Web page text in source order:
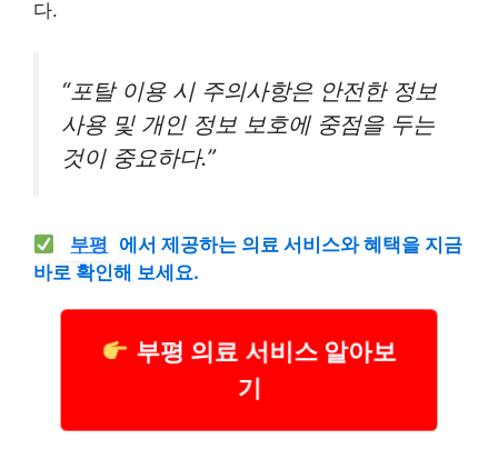
다.
“포탈 이용 시 주의사항은 안전한 정보
사용 및 개인 정보 보호에 중점을 두는
것이 중요하다.”
부평
에서 제공하는 의료 서비스와 혜택을 지금
바로 확인해 보세요.
부평 의료 서비스 알아보
기